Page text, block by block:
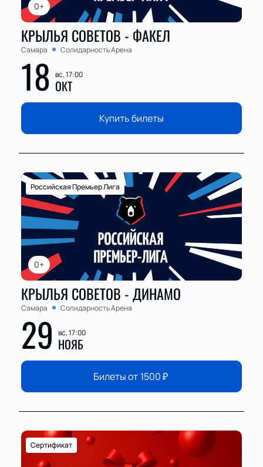
0+
КРЫЛЬЯ СОВЕТОВ - ФАКЕЛ
Самара Солидарность Арена
18 вс, 17:00
ОКТ
Купить билеты
0+
Российская Премьер Лига
КРЫЛЬЯ СОВЕТОВ - ДИНАМО
Самара Солидарность Арена
29 вс, 17:00
НОЯБ
Билеты от 1500₽
Сертификат